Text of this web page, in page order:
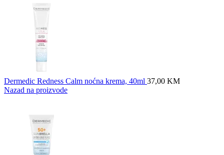
Dermedic Redness Calm noćna krema, 40ml 37,00 KM
Nazad na proizvode